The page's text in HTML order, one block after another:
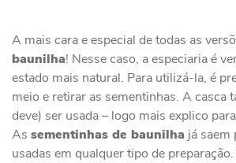
A mais cara e especial de todas as
baunilha! Nesse caso, a especiaria é
estado mais natural. Para utilizá-la, é
meio e retirar as sementinhas. A casca
deve) ser usada – logo mais explico
As sementinhas de baunilha já saem
usadas em qualquer tipo de